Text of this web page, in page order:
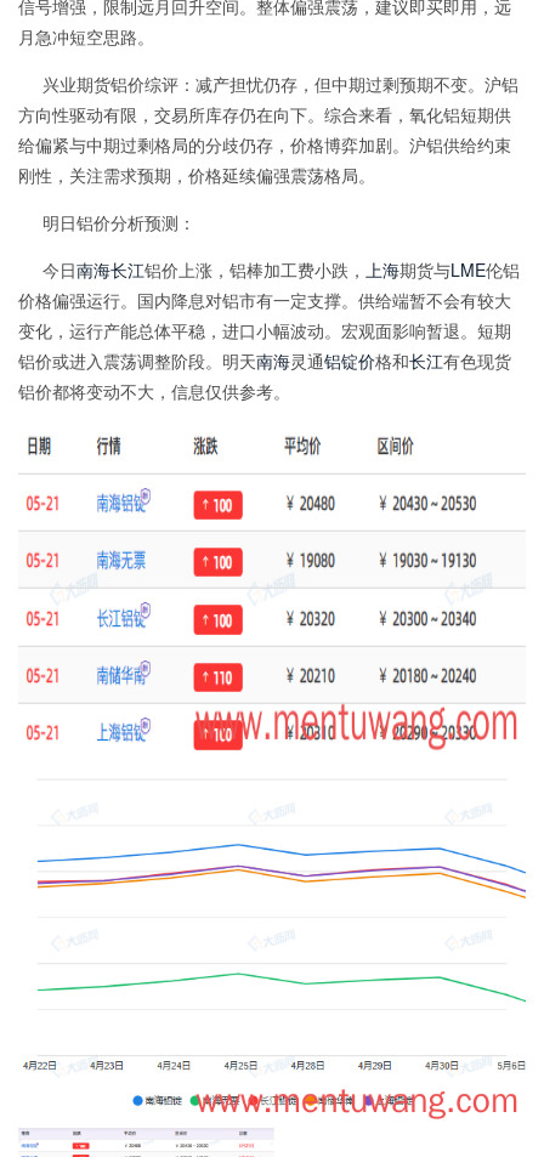
信号增强，限制远月回升空间。整体偏强震荡，建议即买即用，远
月急冲短空思路。
兴业期货铝价综评：减产担忧仍存，但中期过剩预期不变。沪铝
方向性驱动有限，交易所库存仍在向下。综合来看，氧化铝短期供
给偏紧与中期过剩格局的分歧仍存，价格博弈加剧。沪铝供给约束
刚性，关注需求预期，价格延续偏强震荡格局。
明日铝价分析预测：
今日南海长江铝价上涨，铝棒加工费小跌， 上海期货与LME伦铝
价格偏强运行。国内降息对铝市有一定支撑。供给端暂不会有较大
变化，运行产能总体平稳，进口小幅波动。宏观面影响暂退。短期
铝价或进入震荡调整阶段。明天南海灵通铝锭价格和长江有色现货
铝价都将变动不大，信息仅供参考。